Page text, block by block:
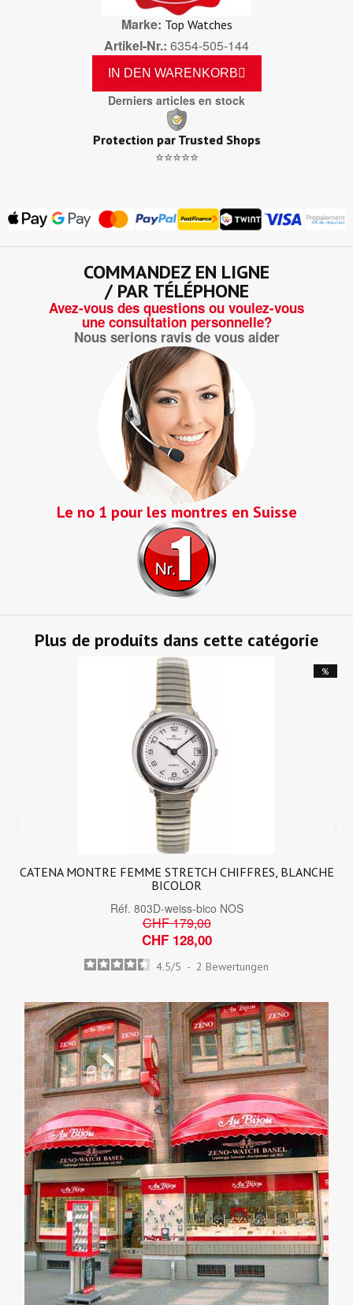
Marke Top Watches
Artikel-Nr. 6354-505-144
IN DEN WARENKORB
Derniers articles en stock
Protection par Trusted Shops
⭐⭐⭐⭐⭐
COMMANDEZ EN LIGNE
/ PAR TÉLÉPHONE
Avez-vous des questions ou voulez-vous
une consultation personnelle?
Nous serions ravis de vous aider
Le no 1 pour les montres en Suisse
Plus de produits dans cette catégorie
%
CATENA MONTRE FEMME STRETCH CHIFFRES, BLANCHE
BICOLOR
Réf. 803D-weiss-bico NOS
CHF 179,00
CHF 128,00
4.5/5 - 2 Bewertungen